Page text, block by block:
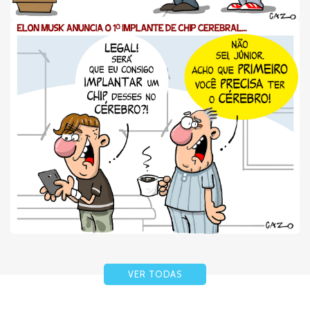
VER TODAS